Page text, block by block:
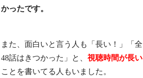
かったです。
また、面白いと言う人も「長い！」「全
48話はきつかった」と、視聴時間が長い
ことを書いてる人もいました。